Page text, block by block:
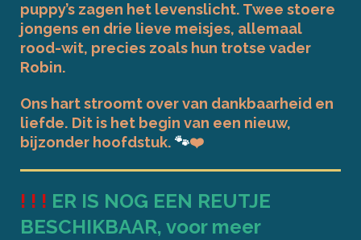
puppy’s zagen het levenslicht. Twee stoere
jongens en drie lieve meisjes, allemaal
rood-wit, precies zoals hun trotse vader
Robin.
Ons hart stroomt over van dankbaarheid en
liefde. Dit is het begin van een nieuw,
bijzonder hoofdstuk. 🐾❤️
! ! ! ER IS NOG EEN REUTJE
BESCHIKBAAR, voor meer